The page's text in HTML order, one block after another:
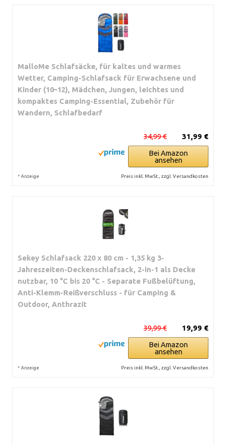
MalloMe Schlafsäcke, für kaltes und warmes
Wetter, Camping-Schlafsack für Erwachsene und
Kinder (10–12), Mädchen, Jungen, leichtes und
kompaktes Camping-Essential, Zubehör für
Wandern, Schlafbedarf
31,99 €
34,99 €
Bei Amazon
ansehen
* Anzeige Preis inkl. MwSt., zzgl. Versandkosten
Sekey Schlafsack 220 x 80 cm - 1,35 kg 3-
Jahreszeiten-Deckenschlafsack, 2-in-1 als Decke
nutzbar, 10 °C bis 20 °C - Separate Fußbelüftung,
Anti-Klemm-Reißverschluss - für Camping &
Outdoor, Anthrazit
19,99 €
39,99 €
Bei Amazon
ansehen
* Anzeige Preis inkl. MwSt., zzgl. Versandkosten